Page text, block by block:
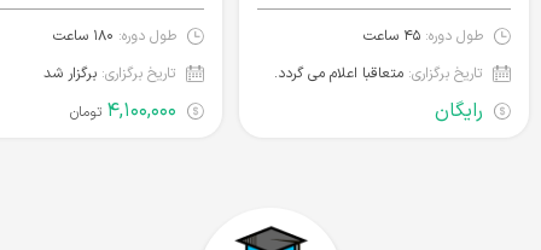
طول دوره: ۴۵ ساعت
تاریخ برگزاری: متعاقبا اعلام می گردد.
رایگان
طول دوره: ۱۸۰ ساعت
تاریخ برگزاری: برگزار شد
۴,۱۰۰,۰۰۰ تومان